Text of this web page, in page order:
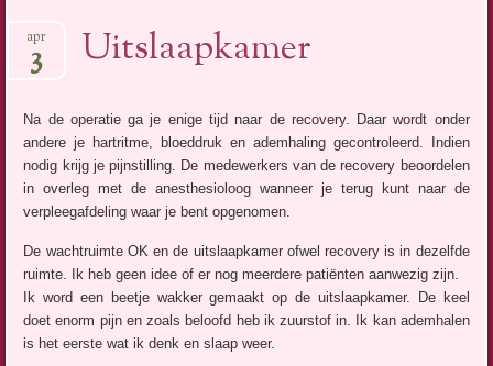
Uitslaapkamer
apr
3
Na de operatie ga je enige tijd naar de recovery. Daar wordt onder
andere je hartritme, bloeddruk en ademhaling gecontroleerd. Indien
nodig krijg je pijnstilling. De medewerkers van de recovery beoordelen
in overleg met de anesthesioloog wanneer je terug kunt naar de
verpleegafdeling waar je bent opgenomen.
De wachtruimte OK en de uitslaapkamer ofwel recovery is in dezelfde
ruimte. Ik heb geen idee of er nog meerdere patiënten aanwezig zijn.
Ik word een beetje wakker gemaakt op de uitslaapkamer. De keel
doet enorm pijn en zoals beloofd heb ik zuurstof in. Ik kan ademhalen
is het eerste wat ik denk en slaap weer.